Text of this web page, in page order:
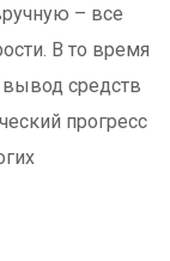
– все
В то время
вывод средств
прогресс